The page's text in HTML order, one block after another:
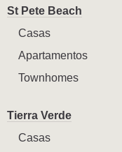
St Pete Beach
Casas
Apartamentos
Townhomes
Tierra Verde
Casas